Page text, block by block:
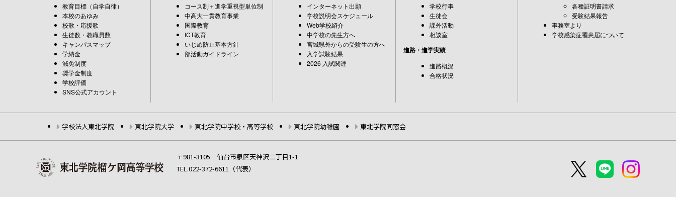
教育目標（自学自律）
本校のあゆみ
校歌・応援歌
生徒数・教職員数
キャンパスマップ
学納金
減免制度
奨学金制度
学校評価
SNS公式アカウント
コース制＋進学重視型単位制
中高大一貫教育事業
国際教育
ICT教育
いじめ防止基本方針
部活動ガイドライン
インターネット出願
学校説明会スケジュール
Web学校紹介
中学校の先生方へ
宮城県外からの受験生の方へ
入学試験結果
2026 入試関連
学校行事
生徒会
課外活動
相談室
進路・進学実績
進路概況
合格状況
各種証明書請求
受験結果報告
事務室より
学校感染症罹患届について
学校法人東北学院 東北学院大学 東北学院中学校・高等学校 東北学院幼稚園 東北学院同窓会
〒981-3105 仙台市泉区天神沢二丁目1-1
TEL.022-372-6611（代表）